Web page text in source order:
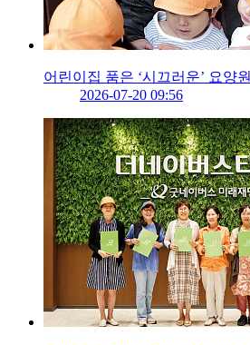
어린이집 품은 ‘시끄러운’ 요양원
2026-07-20 09:56